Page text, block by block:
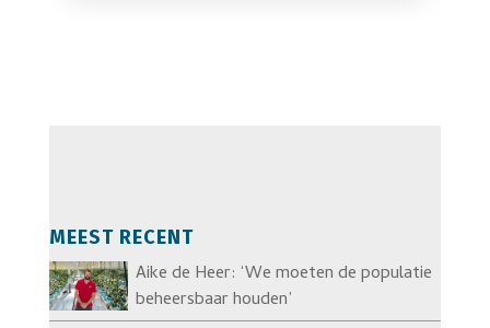
MEEST RECENT
Aike de Heer: ‘We moeten de populatie
beheersbaar houden’